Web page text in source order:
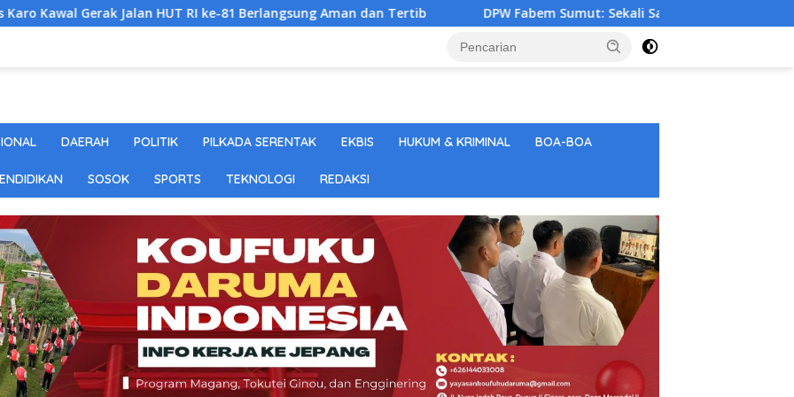
HUT RI ke-81 Berlangsung Aman dan Tertib DPW Fabem Sumut: Sekali Sang Saka Merah Putih Berkibar,
DAERAH POLITIK PILKADA SERENTAK EKBIS HUKUM & KRIMINAL BOA-BOA
SOSOK SPORTS TEKNOLOGI REDAKSI